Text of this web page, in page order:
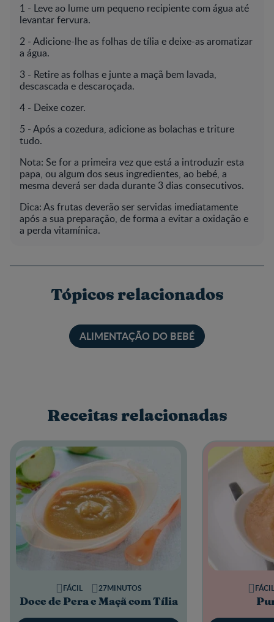
1 - Leve ao lume um pequeno recipiente com água até
levantar fervura.
2 - Adicione-lhe as folhas de tília e deixe-as aromatizar
a água.
3 - Retire as folhas e junte a maçã bem lavada,
descascada e descaroçada.
4 - Deixe cozer.
5 - Após a cozedura, adicione as bolachas e triture
tudo.
Nota: Se for a primeira vez que está a introduzir esta
papa, ou algum dos seus ingredientes, ao bebé, a
mesma deverá ser dada durante 3 dias consecutivos.
Dica: As frutas deverão ser servidas imediatamente
após a sua preparação, de forma a evitar a oxidação e
a perda vitamínica.
Tópicos relacionados
ALIMENTAÇÃO DO BEBÉ
Receitas relacionadas
Doce de Pera e Maçã com Tília
FÁCIL 27MINUTOS FÁCIL